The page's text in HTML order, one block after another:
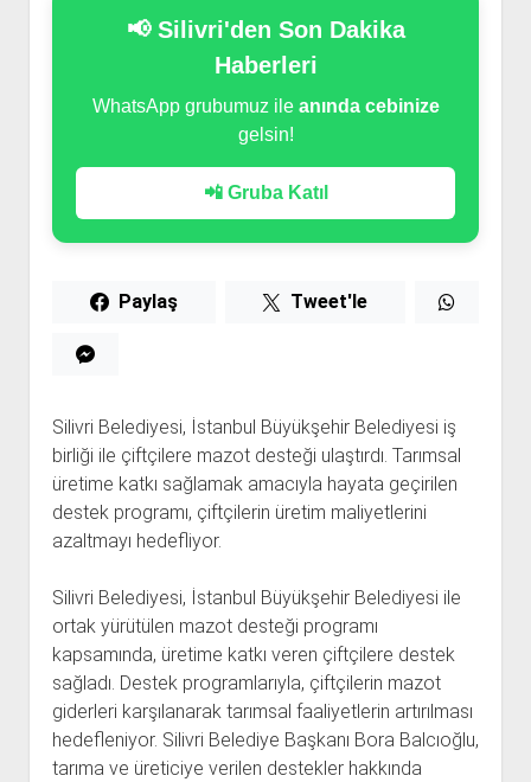
📢 Silivri'den Son Dakika
Haberleri
WhatsApp grubumuz ile anında cebinize
gelsin!
📲 Gruba Katıl
Paylaş Tweet'le
Silivri Belediyesi, İstanbul Büyükşehir Belediyesi iş
birliği ile çiftçilere mazot desteği ulaştırdı. Tarımsal
üretime katkı sağlamak amacıyla hayata geçirilen
destek programı, çiftçilerin üretim maliyetlerini
azaltmayı hedefliyor.
Silivri Belediyesi, İstanbul Büyükşehir Belediyesi ile
ortak yürütülen mazot desteği programı
kapsamında, üretime katkı veren çiftçilere destek
sağladı. Destek programlarıyla, çiftçilerin mazot
giderleri karşılanarak tarımsal faaliyetlerin artırılması
hedefleniyor. Silivri Belediye Başkanı Bora Balcıoğlu,
tarıma ve üreticiye verilen destekler hakkında